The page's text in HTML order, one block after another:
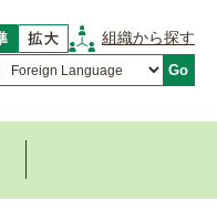
組織から探す
Go